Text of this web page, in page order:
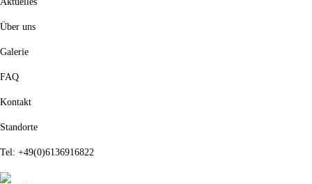
Über uns
Galerie
FAQ
Kontakt
Standorte
Tel: +49(0)6136916822